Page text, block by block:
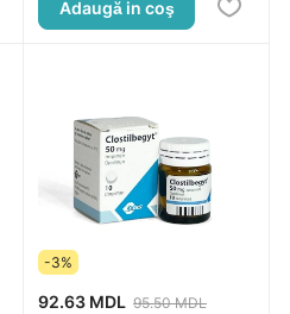
Adaugă in coş
-3%
92.63 MDL 95.50 MDL